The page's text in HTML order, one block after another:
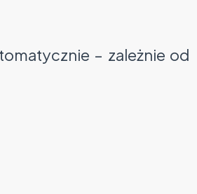
– zależnie od